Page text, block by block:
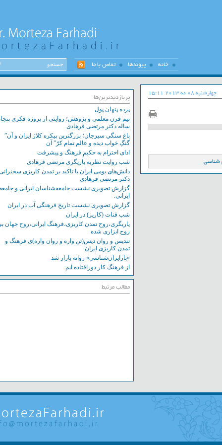
خانه پیوندها تماس با ما
08 مه 2013 15:11 پربازدیدترین‌ها
پرده پنهان پول
نیم قرن معلمی و پژوهش؛ روایتی از پروژه فکری پنجاه
ساله دکتر مرتضی فرهادی
باغ سنگي سيرجان؛ بزرگترين پيکره کلاژ ايران و آن”
گنگِ خواب ديده و عالم تمام کرّ” آن
ادای احترام به حکیمِ فرهنگ و پیشرفت
شب روایت نظریه یاریگری مرتضی فرهادی
دانش‌های بومی ایران با تاکید بر تمدن کاریزی سخنرانی
دکتر مرتضی فرهادی
گزارش تصویری نشست‌ جامعه‌شناسان ایرانی و جامعه
ایرانی.
گزارش تصویری نشست تاریخ فرهنگی آب در ایران
شب قنات (کاریز) در ایران
یاریگری،روح تمدن کاریزی،فرهنگ ایرانی،روح جهان بی
روح ابزاری شده
تندیس و روان دیس(تن واره و روان واره)ی فرهنگ و
تمدن کاریزی ایران
«بازایران‌شناسی» روانه بازار شد
از فرهنگ کار دورافتاده ایم
مطالب مرتبط